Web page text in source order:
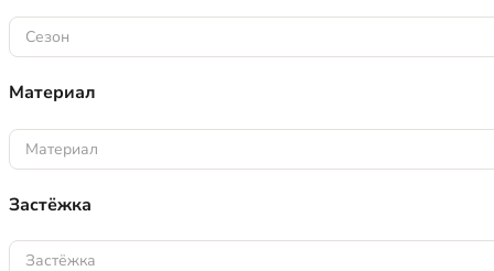
Сезон
Материал
Материал
Застёжка
Застёжка